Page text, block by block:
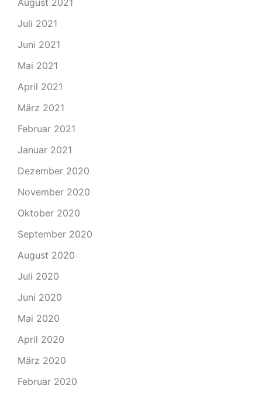
Juli 2021
Juni 2021
Mai 2021
April 2021
März 2021
Februar 2021
Januar 2021
Dezember 2020
November 2020
Oktober 2020
September 2020
August 2020
Juli 2020
Juni 2020
Mai 2020
April 2020
März 2020
Februar 2020